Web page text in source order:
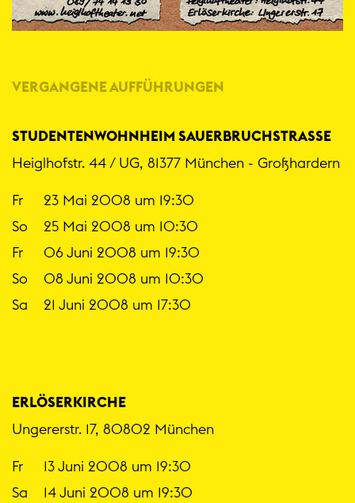
VERGANGENE AUFFÜHRUNGEN
STUDENTENWOHNHEIM SAUERBRUCHSTRASSE
Heiglhofstr. 44 / UG, 81377 München - Großhardern
Fr
23 Mai 2008 um 19:30
So
25 Mai 2008 um 10:30
Fr
06 Juni 2008 um 19:30
So
08 Juni 2008 um 10:30
Sa
21 Juni 2008 um 17:30
ERLÖSERKIRCHE
Ungererstr. 17, 80802 München
Fr
13 Juni 2008 um 19:30
Sa
14 Juni 2008 um 19:30